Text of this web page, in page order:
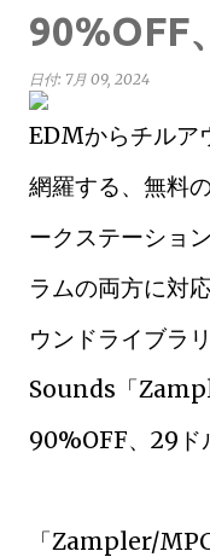
90%OFF
日付: 7月 09, 2024
EDMからチルア
網羅する、無料
ークステーショ
ラムの両方に対
ウンドライブラ
Sounds「
90%OFF、29ド
「Zampler/